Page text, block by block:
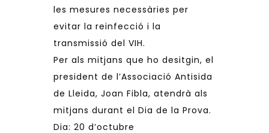
les mesures necessàries per
evitar la reinfecció i la
transmissió del VIH.
Per als mitjans que ho desitgin, el
president de l’Associació Antisida
de Lleida, Joan Fibla, atendrà als
mitjans durant el Dia de la Prova.
Dia: 20 d’octubre